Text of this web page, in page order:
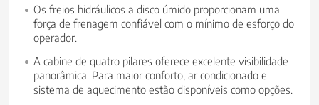
Os freios hidráulicos a disco úmido proporcionam uma
força de frenagem confiável com o mínimo de esforço do
operador.
A cabine de quatro pilares oferece excelente visibilidade
panorâmica. Para maior conforto, ar condicionado e
sistema de aquecimento estão disponíveis como opções.